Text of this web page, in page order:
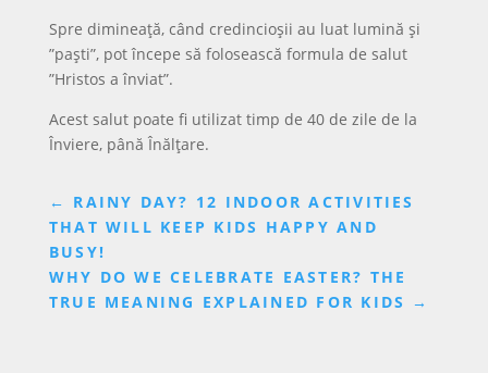
Spre dimineață, când credincioșii au luat lumină și
”paști”, pot începe să folosească formula de salut
”Hristos a înviat”.
Acest salut poate fi utilizat timp de 40 de zile de la
Înviere, până Înălțare.
← RAINY DAY? 12 INDOOR ACTIVITIES
THAT WILL KEEP KIDS HAPPY AND
BUSY!
WHY DO WE CELEBRATE EASTER? THE
TRUE MEANING EXPLAINED FOR KIDS →